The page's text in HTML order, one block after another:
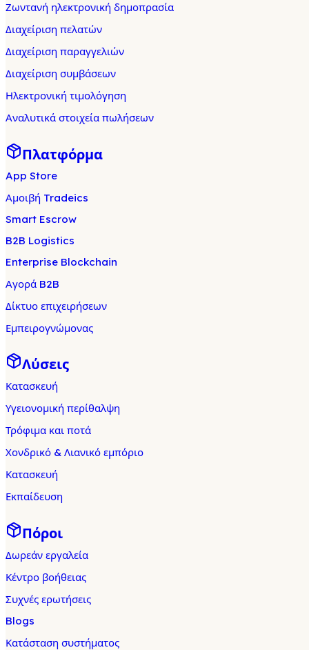
Ζωντανή ηλεκτρονική δημοπρασία
Διαχείριση πελατών
Διαχείριση παραγγελιών
Διαχείριση συμβάσεων
Ηλεκτρονική τιμολόγηση
Αναλυτικά στοιχεία πωλήσεων
Πλατφόρμα
App Store
Αμοιβή Tradeics
Smart Escrow
B2B Logistics
Enterprise Blockchain
Αγορά B2B
Δίκτυο επιχειρήσεων
Εμπειρογνώμονας
Λύσεις
Κατασκευή
Υγειονομική περίθαλψη
Τρόφιμα και ποτά
Χονδρικό & Λιανικό εμπόριο
Κατασκευή
Εκπαίδευση
Πόροι
Δωρεάν εργαλεία
Κέντρο βοήθειας
Συχνές ερωτήσεις
Blogs
Κατάσταση συστήματος